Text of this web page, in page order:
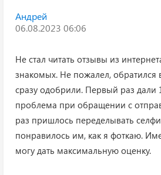
Андрей
06.08.2023 06:06
Не стал читать отзывы из
знакомых. Не пожалел, обратился
сразу одобрили. Первый раз дали
проблема при обращении с
раз пришлось переделывать
понравилось им, как я фоткаю.
могу дать максимальную оценку.